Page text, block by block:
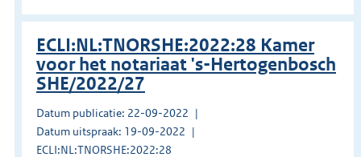
ECLI:NL:TNORSHE:2022:28 Kamer
voor het notariaat 's-Hertogenbosch
SHE/2022/27
Datum publicatie: 22-09-2022
Datum uitspraak: 19-09-2022
ECLI:NL:TNORSHE:2022:28